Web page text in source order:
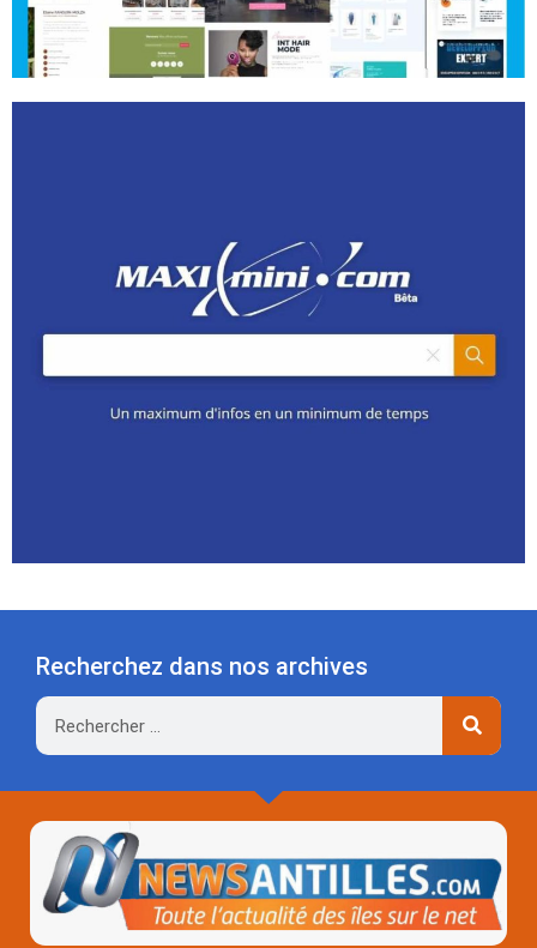
Recherchez dans nos archives
Rechercher